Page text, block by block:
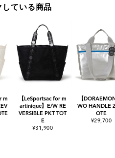
ている商品
m
【LeSportsac for m
artinique】E/W RE
VERSIBLE PKT TOT
E
¥31,900
【
WO HANDLE
OTE
¥29,700